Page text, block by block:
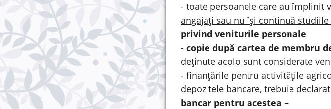
- toate persoanele care au împlinit
angajați sau nu își continuă studiile
privind veniturile personale
- copie după cartea de membru
deținute acolo sunt considerate
- finanțările pentru activitățile
depozitele bancare, trebuie
bancar pentru acestea –